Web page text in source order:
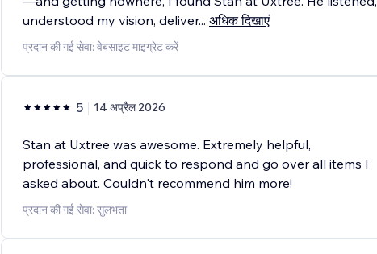
understood my vision, deliver... अधिक दिखाएं
प्रदान की गई सेवा: वेबसाइट माइग्रेट करें
5 14 अप्रैल 2026
Stan at Uxtree was awesome. Extremely helpful,
professional, and quick to respond and go over all items I
asked about. Couldn't recommend him more!
प्रदान की गई सेवा: सुलभता